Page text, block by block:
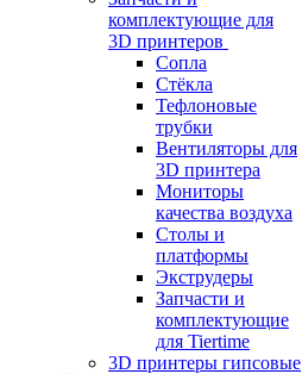
комплектующие для
3D принтеров
Сопла
Cтёкла
Тефлоновые
трубки
Вентиляторы для
3D принтера
Мониторы
качества воздуха
Столы и
платформы
Экструдеры
Запчасти и
комплектующие
для Tiertime
3D принтеры гипсовые